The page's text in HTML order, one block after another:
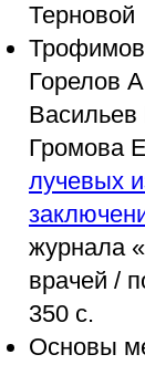
Терновой
Горелов
Громова
лучевых
журнала
врачей /
350 с.
Основы